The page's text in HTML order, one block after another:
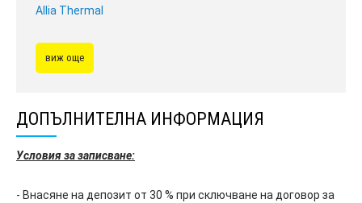
Allia Thermal
виж още
ДОПЪЛНИТЕЛНА ИНФОРМАЦИЯ
Условия за записване:
- Внасяне на депозит от 30 % при сключване на договор за